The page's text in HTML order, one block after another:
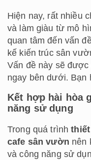
Hiện nay, rất nhiều
và làm giàu từ mô
quan tâm đến vấn
kế kiến trúc sân
Vấn đề này sẽ
ngay bên dưới. Bạn
Kết hợp hài hòa
năng sử dụng
Trong quá trình
cafe sân vườn nên
và công năng sử